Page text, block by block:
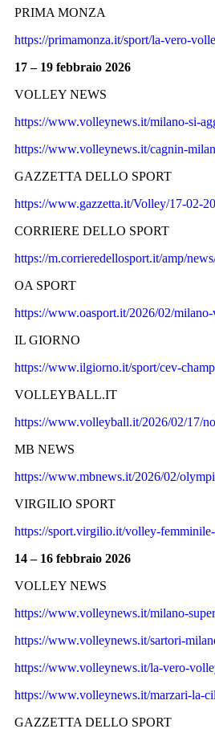
PRIMA MONZA
https://primamonza.it/sport/la-vero-
17 – 19 febbraio 2026
VOLLEY NEWS
https://www.volleynews.it/milano-si-
https://www.volleynews.it/cagnin-
GAZZETTA DELLO SPORT
https://www.gazzetta.it/Volley/17-02-
CORRIERE DELLO SPORT
https://m.corrieredellosport.it/amp/
OA SPORT
https://www.oasport.it/2026/02/milano-
IL GIORNO
https://www.ilgiorno.it/sport/cev-
VOLLEYBALL.IT
https://www.volleyball.it/2026/02/17/
MB NEWS
https://www.mbnews.it/2026/02/
VIRGILIO SPORT
https://sport.virgilio.it/volley-
14 – 16 febbraio 2026
VOLLEY NEWS
https://www.volleynews.it/milano-
https://www.volleynews.it/sartori-
https://www.volleynews.it/la-vero-
https://www.volleynews.it/marzari-la-
GAZZETTA DELLO SPORT